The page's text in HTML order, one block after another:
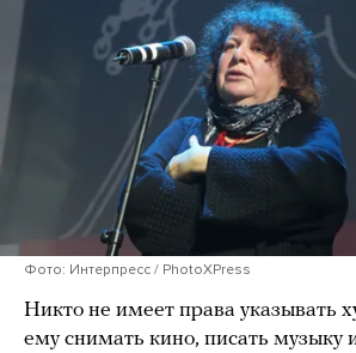
Фото: Интерпресс / PhotoXPress
Никто не имеет права указывать
ему снимать кино, писать музыку